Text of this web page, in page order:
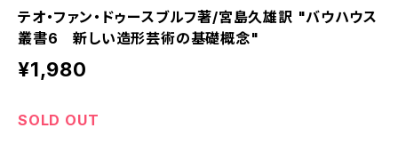
テオ・ファン・ドゥースブルフ著/宮島久雄訳 "バウハウス
叢書6 新しい造形芸術の基礎概念"
¥1,980
SOLD OUT